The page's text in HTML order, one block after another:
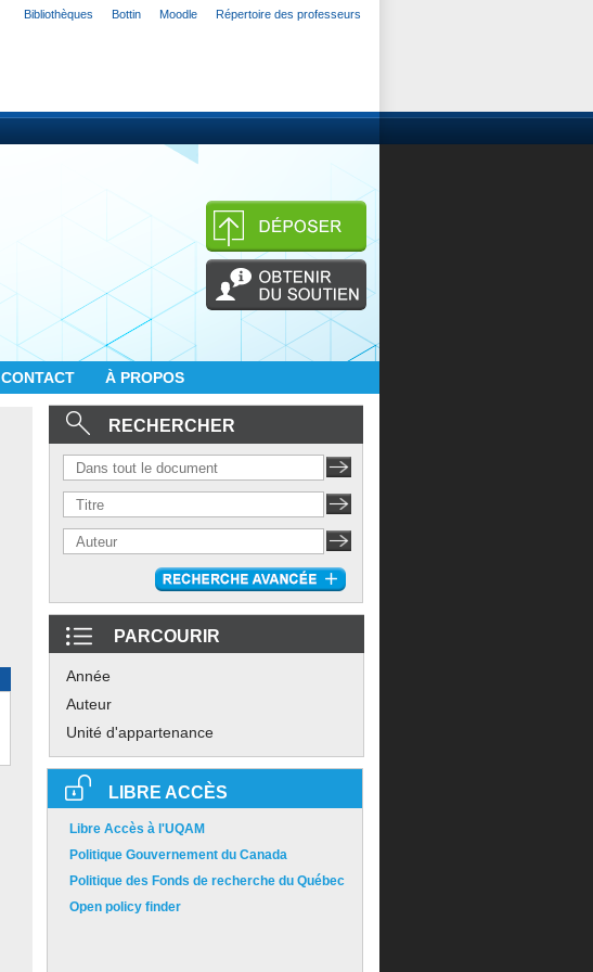
Bibliothèques Bottin Moodle Répertoire des professeurs
CONTACT À PROPOS
RECHERCHER
PARCOURIR
Année
Auteur
Unité d'appartenance
LIBRE ACCÈS
Libre Accès à l'UQAM
Politique Gouvernement du Canada
Politique des Fonds de recherche du Québec
Open policy finder